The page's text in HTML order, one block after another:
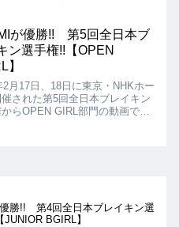
た!!が優勝!! 第5回全日本ブ
ン選手権!!【OPEN
】
2月17日、18日に東京・NHKホー
催された第5回全日本ブレイキン
らOPEN GIRL部門の動画で
優勝!! 第4回全日本ブレイキン選
BGIRL】